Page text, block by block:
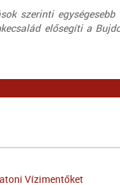
szerinti
elősegíti a
Vízimentőket